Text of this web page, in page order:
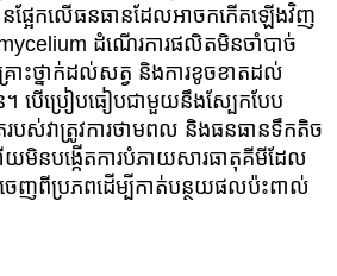
ានផ្អែកលើធនធានដែលអាចកកើតឡើងវិញ
ដំណើរការផលិតមិនចាំបាច់
ះថ្នាក់ដល់សត្វ និងការខូចខាតដល់
។ បើប្រៀបធៀបជាមួយនឹងស្បែកបែប
ស់វាត្រូវការថាមពល និងធនធានទឹកតិច
មិនបង្កើតការបំភាយសារធាតុគីមីដែល
ចេញពីប្រភពដើម្បីកាត់បន្ថយផលប៉ះពាល់